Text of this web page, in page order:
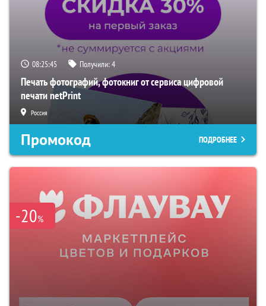
08:25:44 Получили:4
Печать фотографий, фотокниг от сервиса цифровой
печати netPrint
Россия
Промокод ПОДРОБНЕЕ
-20%